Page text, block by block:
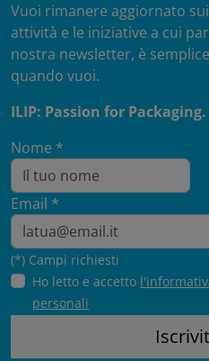
Vuoi rimanere aggiornato
attività e le iniziative a cui
nostra newsletter, è
quando vuoi.
ILIP: Passion for Packaging.
Nome *
Email *
(*) Campi richiesti
Ho letto e accetto
personali